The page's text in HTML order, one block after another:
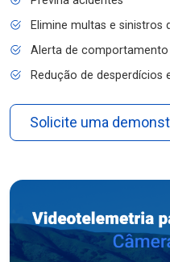
Elimine multas e sinistros
Alerta de comportamento
Redução de
Solicite uma